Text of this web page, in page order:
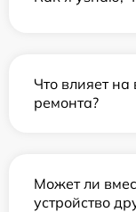
Что влияет
ремонта?
Может ли
устройство